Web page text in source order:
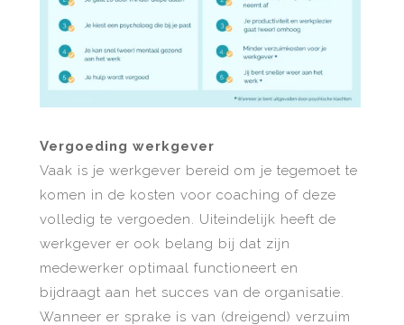
Vergoeding werkgever
Vaak is je werkgever bereid om je tegemoet te
komen in de kosten voor coaching of deze
volledig te vergoeden. Uiteindelijk heeft de
werkgever er ook belang bij dat zijn
medewerker optimaal functioneert en
bijdraagt aan het succes van de organisatie.
Wanneer er sprake is van (dreigend) verzuim